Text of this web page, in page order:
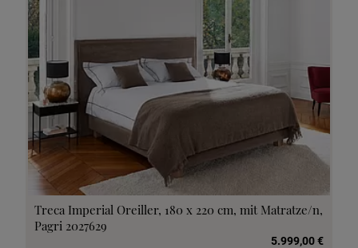
Treca Imperial Oreiller, 180 x 220 cm, mit Matratze/n,
Pagri 2027629
5.999,00 €